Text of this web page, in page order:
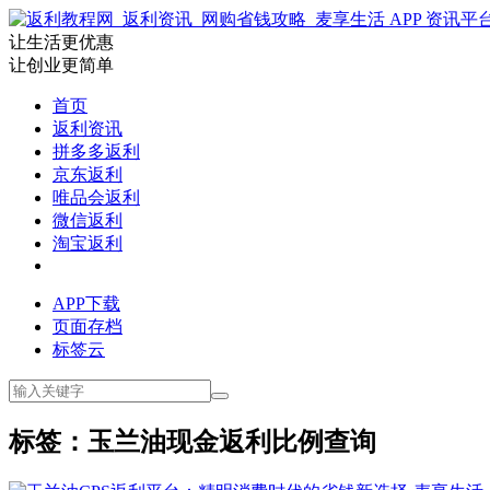
让生活更优惠
让创业更简单
首页
返利资讯
拼多多返利
京东返利
唯品会返利
微信返利
淘宝返利
APP下载
页面存档
标签云
标签：玉兰油现金返利比例查询